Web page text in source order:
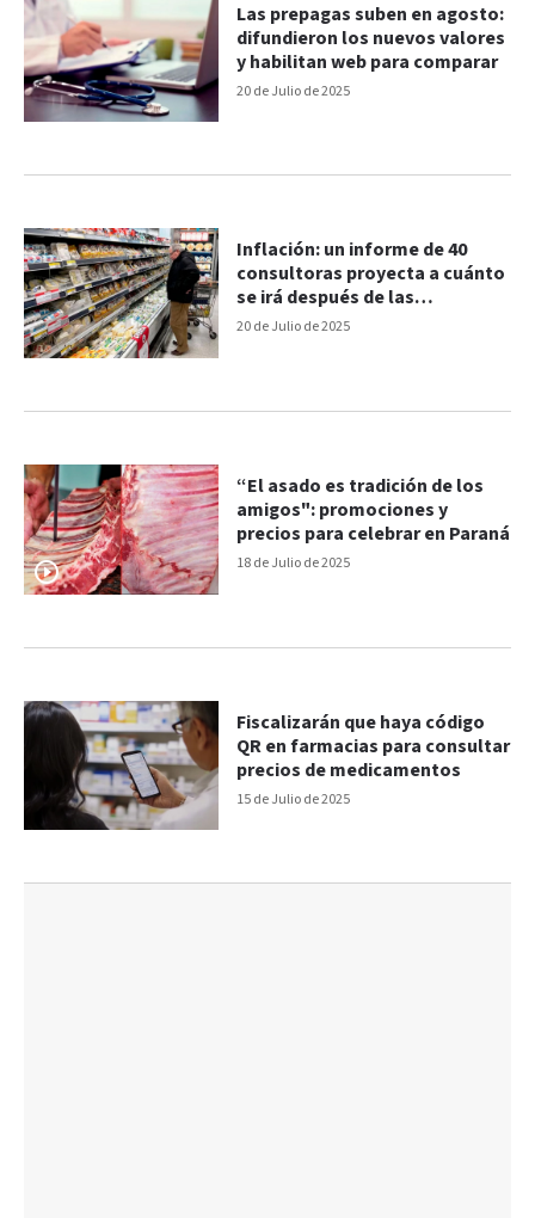
20 de Julio de 2025
Las prepagas suben en agosto:
difundieron los nuevos valores
y habilitan web para comparar
20 de Julio de 2025
Inflación: un informe de 40
consultoras proyecta a cuánto
se irá después de las
elecciones
18 de Julio de 2025
“El asado es tradición de los
amigos": promociones y
precios para celebrar en Paraná
15 de Julio de 2025
Fiscalizarán que haya código
QR en farmacias para consultar
precios de medicamentos